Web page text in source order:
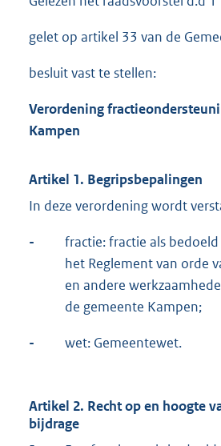
gelet op artikel 33 van de
besluit vast te stellen:
Verordening
Kampen
Artikel 1. Begripsbepalingen
In deze verordening wordt
-
fractie: fractie als
het Reglement van orde
en andere
de gemeente Kampen;
- wet: Gemeentewet.
Artikel 2. Recht op en hoogte
bijdrage